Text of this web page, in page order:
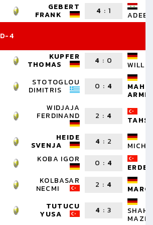
GEBERT
FRANK 4 : 1
ADEEB
4
KUPFER
THOMAS 4 : 0
WILLI
STOTOGLOU
DIMITRIS 0 : 4
ARMIN
WIDJAJA
FERDINAND 2 : 4
HEIDE
SVENJA 4 : 2
KOBA IGOR 0 : 4
KOLBASAR
NECMI 2 : 4
TUTUCU
YUSA 4 :3
MAZI